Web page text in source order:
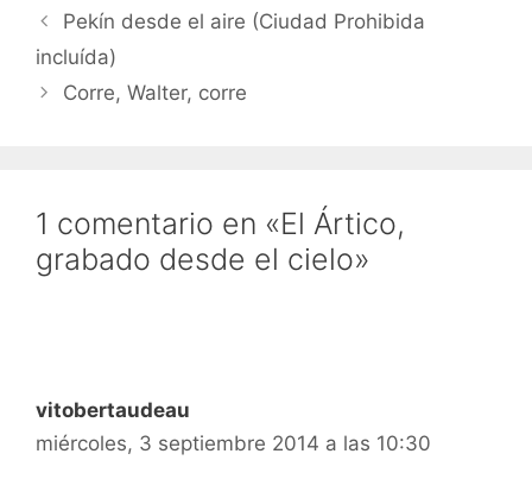
Pekín desde el aire (Ciudad Prohibida
incluída)
Corre, Walter, corre
1 comentario en «El Ártico,
grabado desde el cielo»
vitobertaudeau
miércoles, 3 septiembre 2014 a las 10:30